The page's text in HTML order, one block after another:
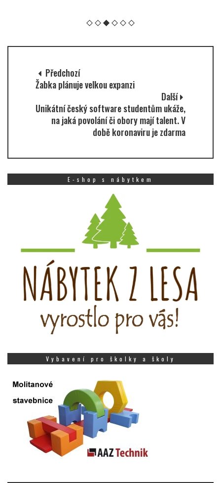
Předchozí
Žabka plánuje velkou expanzi
Další
Unikátní český software studentům ukáže,
na jaká povolání či obory mají talent. V
době koronaviru je zdarma
E-shop s nábytkem
Vybavení pro školky a školy